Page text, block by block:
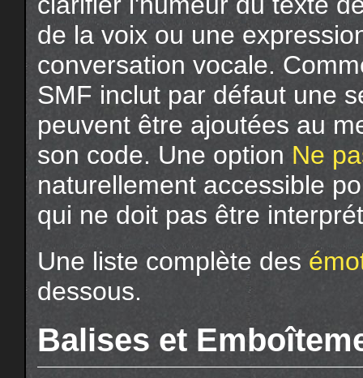
de la voix ou une
conversation vocale.
SMF inclut par défaut une
peuvent être ajoutées au
son code. Une option Ne
naturellement accessible
qui ne doit pas être
Une liste complète des
dessous.
Balises et